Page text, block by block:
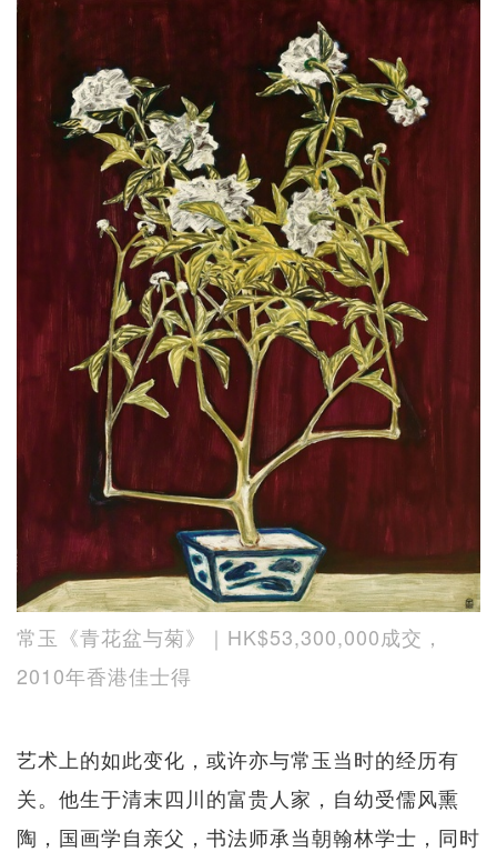
常玉《青花盆与菊》｜HK$53,300,000成交，
2010年香港佳士得
艺术上的如此变化，或许亦与常玉当时的经历有
关。他生于清末四川的富贵人家，自幼受儒风熏
陶，国画学自亲父，书法师承当朝翰林学士，同时